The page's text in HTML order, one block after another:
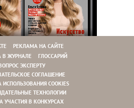
РЕКЛАМА НА САЙТЕ
В ЖУРНАЛЕ
ГЛОССАРИЙ
ЭКСПЕРТУ
СОГЛАШЕНИЕ
COOKIES
ТЕХНОЛОГИИ
УЧАСТИЯ В КОНКУРСАХ